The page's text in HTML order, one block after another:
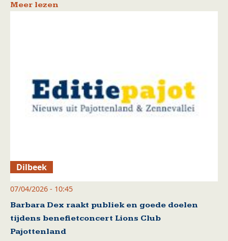
Meer lezen
Dilbeek
07/04/2026 - 10:45
Barbara Dex raakt publiek en goede doelen
tijdens benefietconcert Lions Club
Pajottenland